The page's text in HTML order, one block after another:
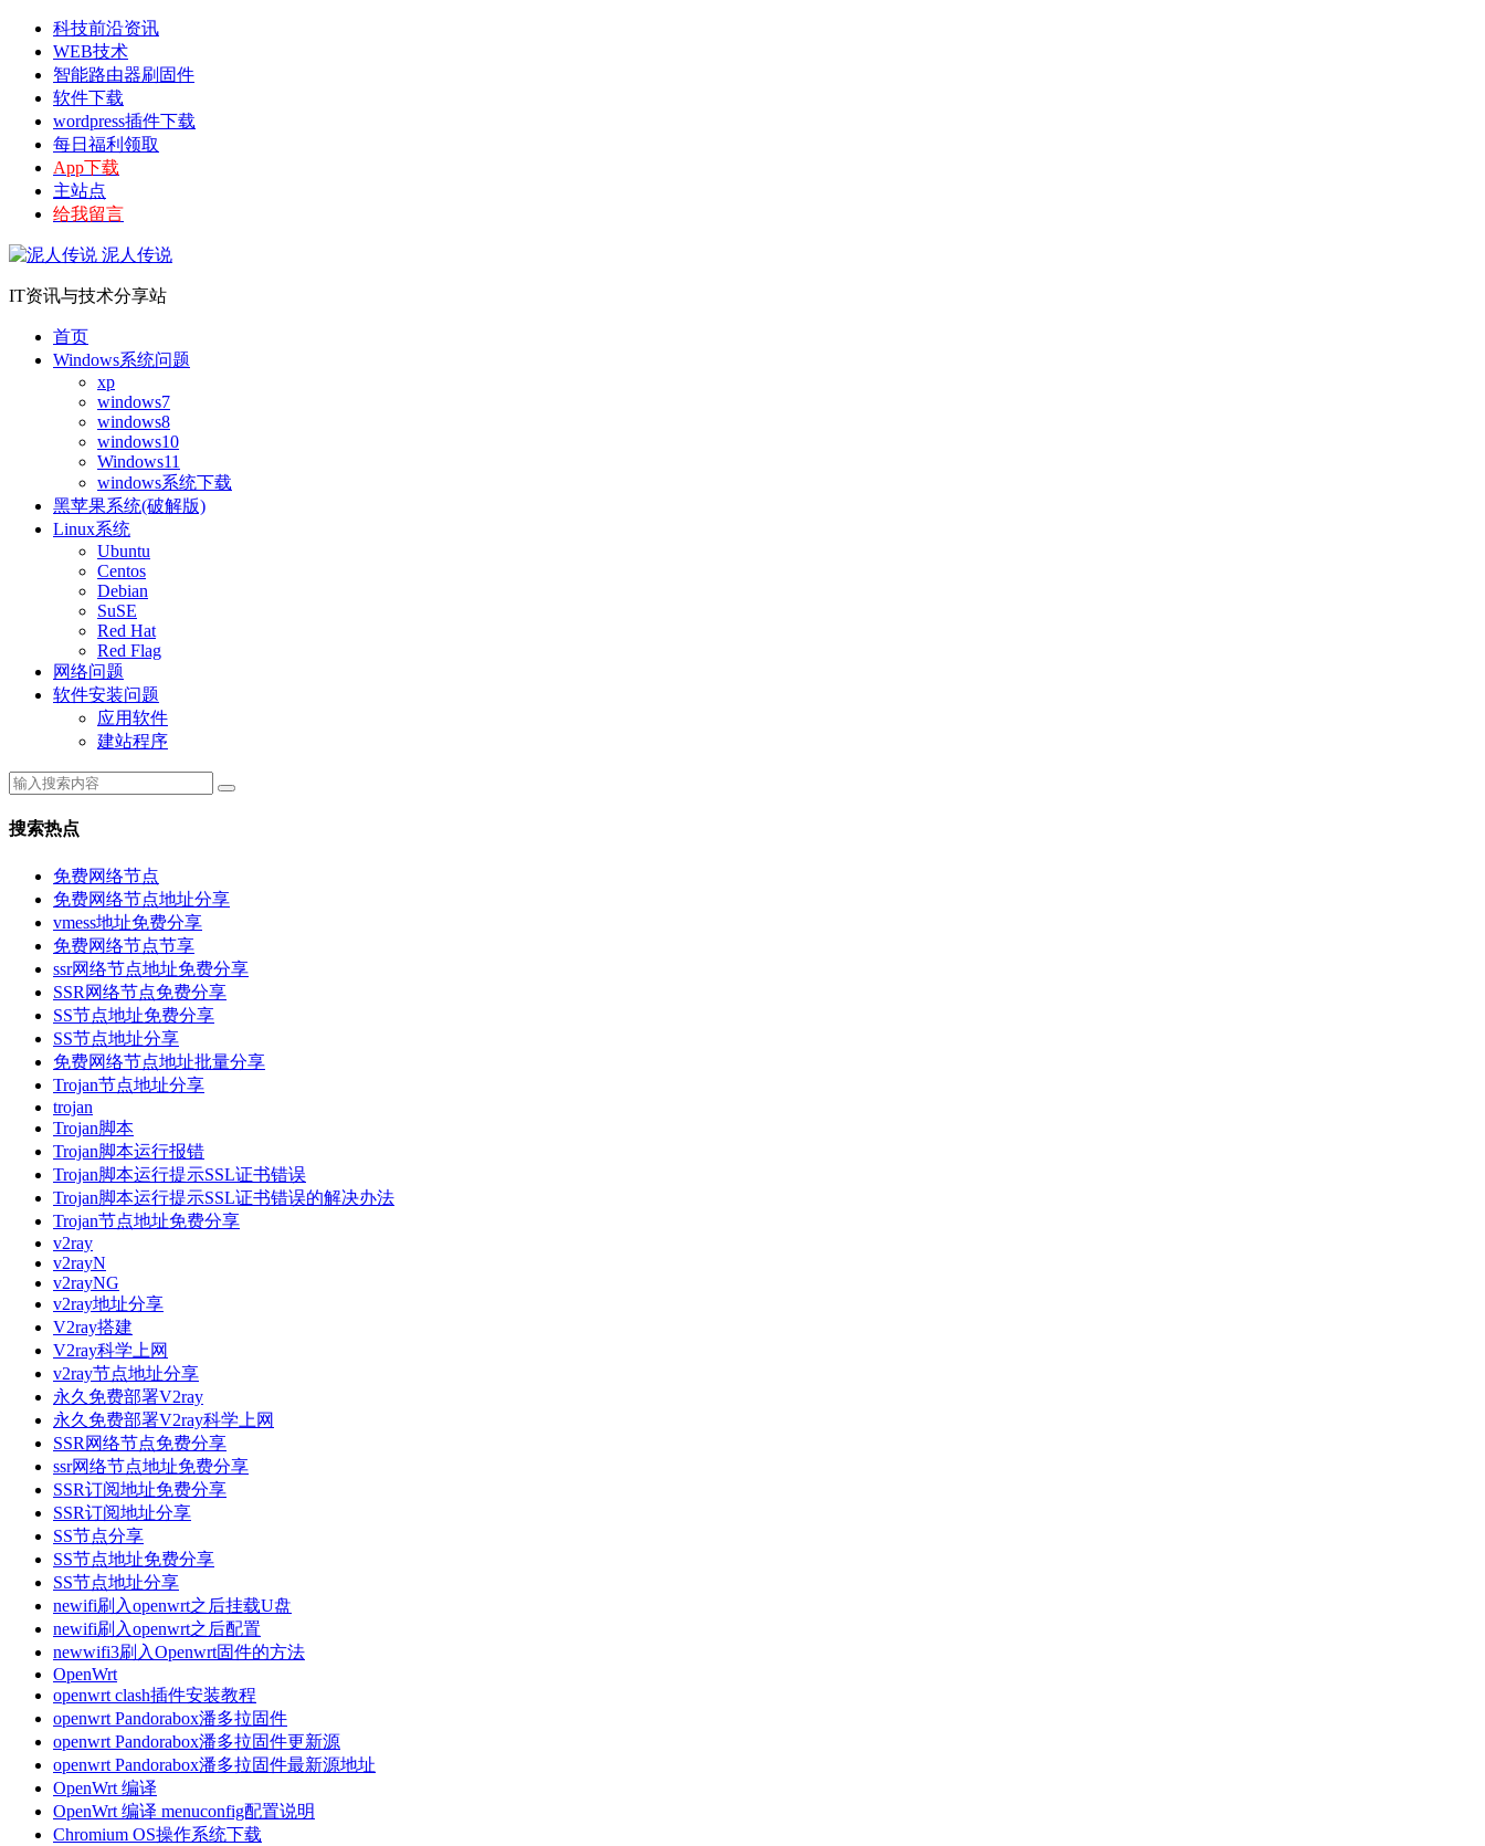
科技前沿资讯
WEB技术
智能路由器刷固件
软件下载
wordpress插件下载
每日福利领取
App下载
主站点
给我留言
泥人传说
IT资讯与技术分享站
首页
Windows系统问题
xp
windows7
windows8
windows10
Windows11
windows系统下载
黑苹果系统(破解版)
Linux系统
Ubuntu
Centos
Debian
SuSE
Red Hat
Red Flag
网络问题
软件安装问题
应用软件
建站程序
搜索热点
免费网络节点
免费网络节点地址分享
vmess地址免费分享
免费网络节点节享
ssr网络节点地址免费分享
SSR网络节点免费分享
SS节点地址免费分享
SS节点地址分享
免费网络节点地址批量分享
Trojan节点地址分享
trojan
Trojan脚本
Trojan脚本运行报错
Trojan脚本运行提示SSL证书错误
Trojan脚本运行提示SSL证书错误的解决办法
Trojan节点地址免费分享
v2ray
v2rayN
v2rayNG
v2ray地址分享
V2ray搭建
V2ray科学上网
v2ray节点地址分享
永久免费部署V2ray
永久免费部署V2ray科学上网
SSR网络节点免费分享
ssr网络节点地址免费分享
SSR订阅地址免费分享
SSR订阅地址分享
SS节点分享
SS节点地址免费分享
SS节点地址分享
newifi刷入openwrt之后挂载U盘
newifi刷入openwrt之后配置
newwifi3刷入Openwrt固件的方法
OpenWrt
openwrt clash插件安装教程
openwrt Pandorabox潘多拉固件
openwrt Pandorabox潘多拉固件更新源
openwrt Pandorabox潘多拉固件最新源地址
OpenWrt 编译
OpenWrt 编译 menuconfig配置说明
Chromium OS操作系统下载